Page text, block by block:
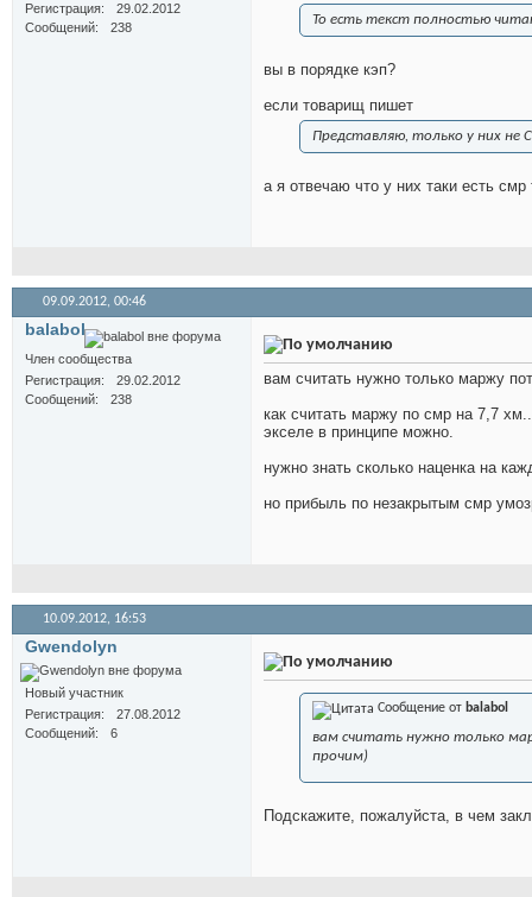
Регистрация
29.02.2012
Сообщений
238 То есть текст полностью
вы в порядке кэп?
если товарищ пишет
Представляю, только у них
а я отвечаю что у них таки есть
09.09.2012, 00:46
balabol
Член сообщества
Регистрация
29.02.2012
Сообщений
238
вам считать нужно только маржу
как считать маржу по смр на 7,7
экселе в принципе можно.
нужно знать сколько наценка на
но прибыль по незакрытым смр
10.09.2012, 16:53
Gwendolyn
Новый участник
Регистрация
27.08.2012
Сообщений
6
Сообщение от balabol
вам считать нужно только
прочим)
Подскажите, пожалуйста, в чем